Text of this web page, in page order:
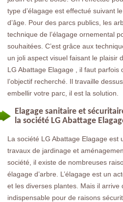
type d’élagage est effectué suivant
d’âge. Pour des parcs publics, les
technique de l’élagage ornemental
souhaitées. C’est grâce aux
un joli aspect visuel faisant le plaisir
LG Abattage Elagage , il faut parfois
l’objectif recherché. Il travaille
embellir votre parc, il est la solution.
Elagage sanitaire et
la société LG Abattage
La société LG Abattage Elagage est
travaux de jardinage et
société, il existe de nombreuses
élagage d’arbre. L’élagage est un
et les diverses plantes. Mais il arrive
indispensable pour de raisons